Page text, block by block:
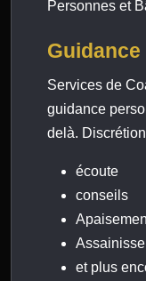
Personnes et
Services de
guidance
delà.
écoute
conseils
et plus